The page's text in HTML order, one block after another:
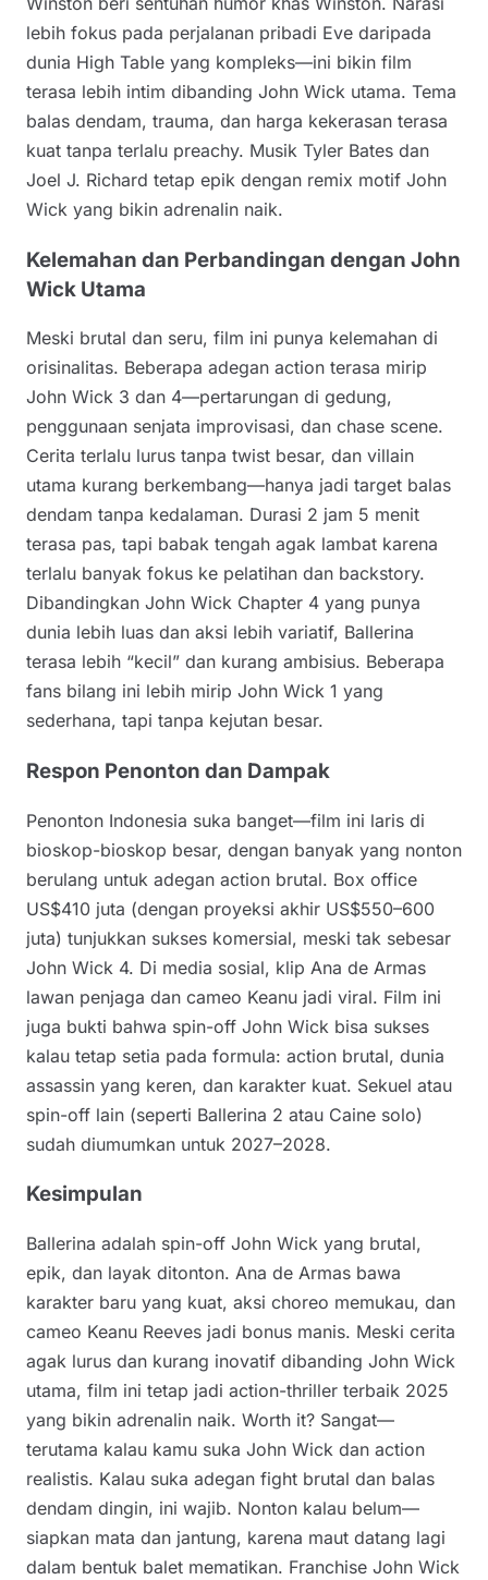
lebih fokus pada perjalanan pribadi Eve daripada
dunia High Table yang kompleks—ini bikin film
terasa lebih intim dibanding John Wick utama. Tema
balas dendam, trauma, dan harga kekerasan terasa
kuat tanpa terlalu preachy. Musik Tyler Bates dan
Joel J. Richard tetap epik dengan remix motif John
Wick yang bikin adrenalin naik.
Kelemahan dan Perbandingan dengan John
Wick Utama
Meski brutal dan seru, film ini punya kelemahan di
orisinalitas. Beberapa adegan action terasa mirip
John Wick 3 dan 4—pertarungan di gedung,
penggunaan senjata improvisasi, dan chase scene.
Cerita terlalu lurus tanpa twist besar, dan villain
utama kurang berkembang—hanya jadi target balas
dendam tanpa kedalaman. Durasi 2 jam 5 menit
terasa pas, tapi babak tengah agak lambat karena
terlalu banyak fokus ke pelatihan dan backstory.
Dibandingkan John Wick Chapter 4 yang punya
dunia lebih luas dan aksi lebih variatif, Ballerina
terasa lebih “kecil” dan kurang ambisius. Beberapa
fans bilang ini lebih mirip John Wick 1 yang
sederhana, tapi tanpa kejutan besar.
Respon Penonton dan Dampak
Penonton Indonesia suka banget—film ini laris di
bioskop-bioskop besar, dengan banyak yang nonton
berulang untuk adegan action brutal. Box office
US$410 juta (dengan proyeksi akhir US$550–600
juta) tunjukkan sukses komersial, meski tak sebesar
John Wick 4. Di media sosial, klip Ana de Armas
lawan penjaga dan cameo Keanu jadi viral. Film ini
juga bukti bahwa spin-off John Wick bisa sukses
kalau tetap setia pada formula: action brutal, dunia
assassin yang keren, dan karakter kuat. Sekuel atau
spin-off lain (seperti Ballerina 2 atau Caine solo)
sudah diumumkan untuk 2027–2028.
Kesimpulan
Ballerina adalah spin-off John Wick yang brutal,
epik, dan layak ditonton. Ana de Armas bawa
karakter baru yang kuat, aksi choreo memukau, dan
cameo Keanu Reeves jadi bonus manis. Meski cerita
agak lurus dan kurang inovatif dibanding John Wick
utama, film ini tetap jadi action-thriller terbaik 2025
yang bikin adrenalin naik. Worth it? Sangat—
terutama kalau kamu suka John Wick dan action
realistis. Kalau suka adegan fight brutal dan balas
dendam dingin, ini wajib. Nonton kalau belum—
siapkan mata dan jantung, karena maut datang lagi
dalam bentuk balet mematikan. Franchise John Wick